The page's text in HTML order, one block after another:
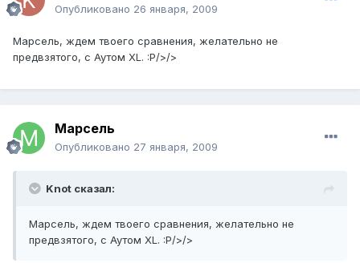
Опубликовано 26 января, 2009
Марсель, ждем твоего сравнения, желательно не
предвзятого, с Аутом XL. :P/>/>
Марсель
Опубликовано 27 января, 2009
Knot сказал:
Марсель, ждем твоего сравнения, желательно не
предвзятого, с Аутом XL. :P/>/>